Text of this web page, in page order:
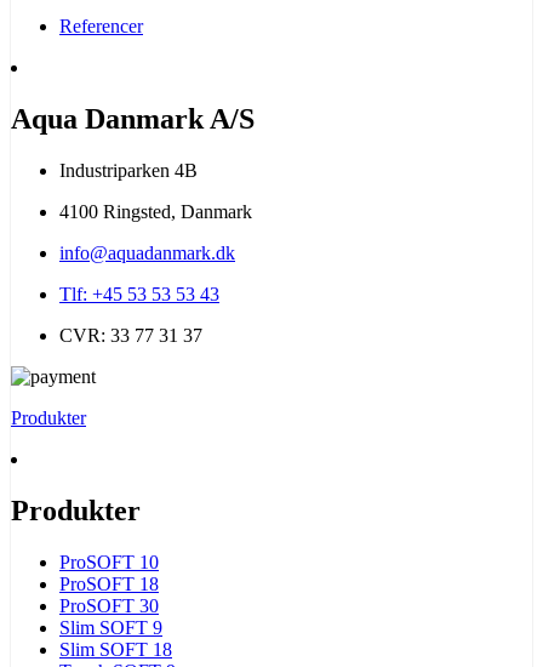
Referencer
Aqua Danmark A/S
Industriparken 4B
4100 Ringsted, Danmark
info@aquadanmark.dk
Tlf: +45 53 53 53 43
CVR: 33 77 31 37
Produkter
Produkter
ProSOFT 10
ProSOFT 18
ProSOFT 30
Slim SOFT 9
Slim SOFT 18